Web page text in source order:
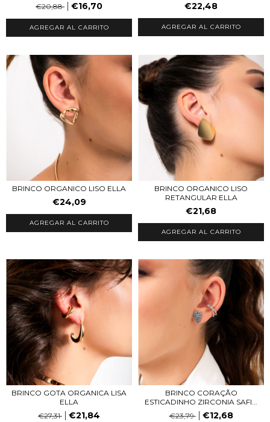
€20,88
€16,70
AGREGAR AL CARRITO
€22,48
BRINCO ORGANICO LISO ELLA
€24,09
AGREGAR AL CARRITO
BRINCO ORGANICO LISO
RETANGULAR ELLA
€21,68
AGREGAR AL CARRITO
BRINCO GOTA ORGANICA LISA
ELLA
€27,31
€21,84
BRINCO CORAÇÃO
ESTICADINHO ZIRCONIA SAFI...
€23,79
€12,68